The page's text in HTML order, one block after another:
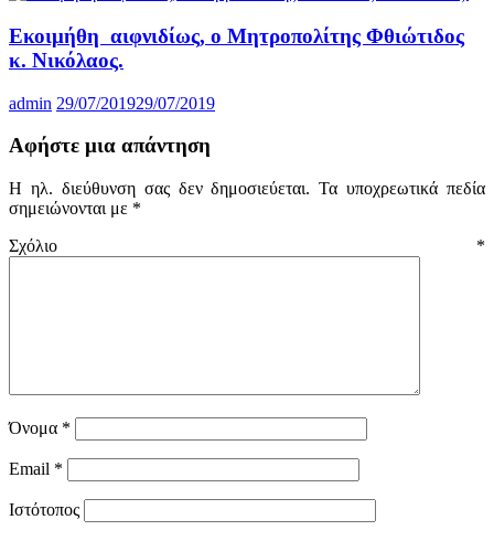
Εκοιμήθη αιφνιδίως, ο Μητροπολίτης Φθιώτιδος
κ. Νικόλαος.
admin 29/07/201929/07/2019
Αφήστε μια απάντηση
Η ηλ. διεύθυνση σας δεν δημοσιεύεται. Τα υποχρεωτικά πεδία
σημειώνονται με *
Σχόλιο *
Όνομα *
Email *
Ιστότοπος